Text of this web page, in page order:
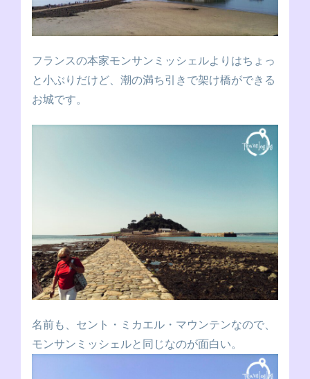
フランスの本家モンサンミッシェルよりはちょっ
と小ぶりだけど、潮の満ち引きで架け橋ができる
お城です。
名前も、セント・ミカエル・マウンテンなので、
モンサンミッシェルと同じなのが面白い。